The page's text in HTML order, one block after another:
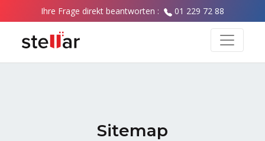
Ihre Frage direkt beantworten : 01 229 72 88
Sitemap